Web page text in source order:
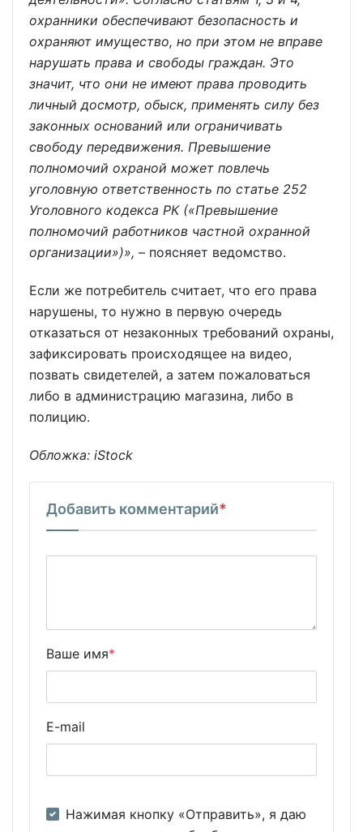
охранники обеспечивают безопасность и
охраняют имущество, но при этом не вправе
нарушать права и свободы граждан. Это
значит, что они не имеют права проводить
личный досмотр, обыск, применять силу без
законных оснований или ограничивать
свободу передвижения. Превышение
полномочий охраной может повлечь
уголовную ответственность по статье 252
Уголовного кодекса РК («Превышение
полномочий работников частной охранной
организации»)», – поясняет ведомство.
Если же потребитель считает, что его права
нарушены, то нужно в первую очередь
отказаться от незаконных требований охраны,
зафиксировать происходящее на видео,
позвать свидетелей, а затем пожаловаться
либо в администрацию магазина, либо в
полицию.
Обложка: iStock
Добавить комментарий*
Ваше имя*
E-mail
Нажимая кнопку «Отправить», я даю